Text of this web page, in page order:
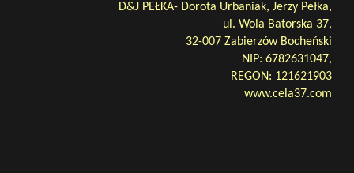
D&J PEŁKA- Dorota Urbaniak, Jerzy Pełka,
ul. Wola Batorska 37,
32-007 Zabierzów Bocheński
NIP: 6782631047,
REGON: 121621903
www.cela37.com